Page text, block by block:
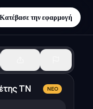
Κατέβασε την εφαρμογή
ΤΝ ΝΈΟ